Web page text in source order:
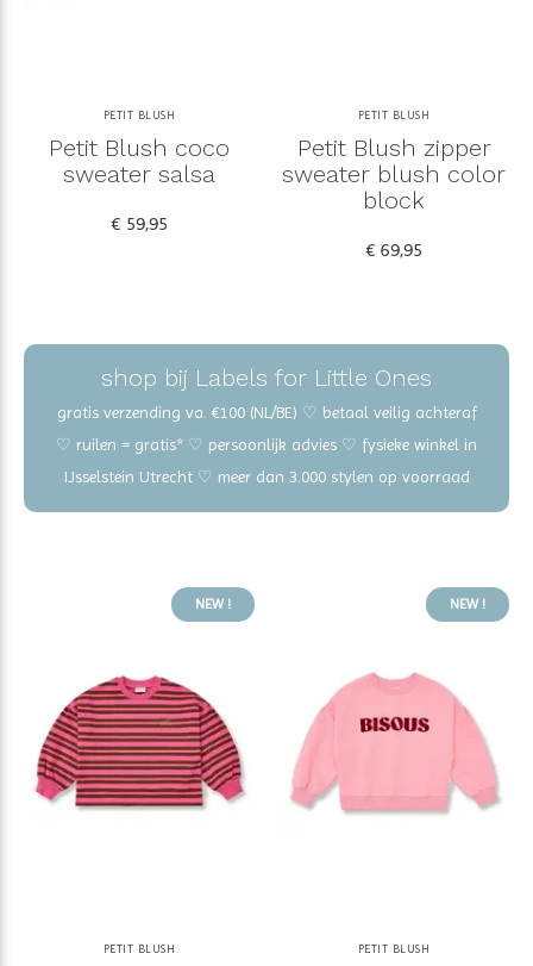
PETIT BLUSH
Petit Blush coco
sweater salsa
€ 59,95
PETIT BLUSH
Petit Blush zipper
sweater blush color
block
€ 69,95
shop bij Labels for Little Ones
gratis verzending va. €100 (NL/BE) ♡ betaal veilig achteraf
♡ ruilen = gratis* ♡ persoonlijk advies ♡ fysieke winkel in
IJsselstein Utrecht ♡ meer dan 3.000 stylen op voorraad
NEW !
PETIT BLUSH
NEW !
PETIT BLUSH